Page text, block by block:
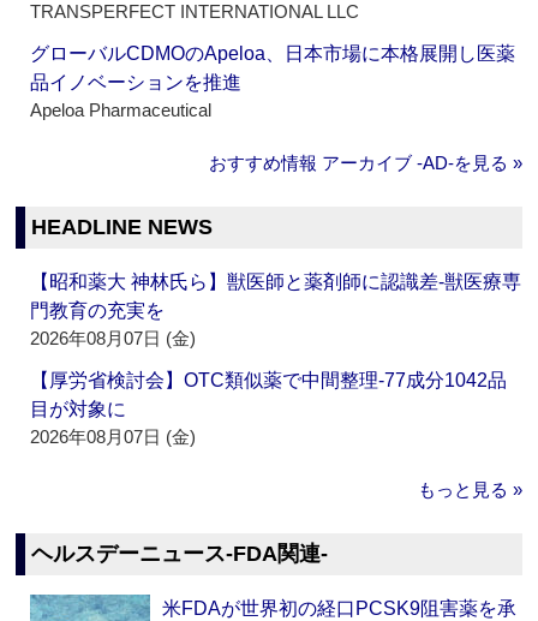
TRANSPERFECT INTERNATIONAL LLC
グローバルCDMOのApeloa、日本市場に本格展開し医薬
品イノベーションを推進
Apeloa Pharmaceutical
おすすめ情報 アーカイブ ‐AD‐を見る »
HEADLINE NEWS
【昭和薬大 神林氏ら】獣医師と薬剤師に認識差‐獣医療専
門教育の充実を
2026年08月07日 (金)
【厚労省検討会】OTC類似薬で中間整理‐77成分1042品
目が対象に
2026年08月07日 (金)
もっと見る »
ヘルスデーニュース‐FDA関連‐
米FDAが世界初の経口PCSK9阻害薬を承